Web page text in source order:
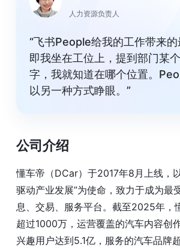
人力资源负责人
“飞书People给我的工作带来
即我坐在工位上，提到部门某
字，我就知道在哪个位置。
以另一种方式睁眼。”
公司介绍
懂车帝（DCar）于2017年8月上线，
驱动产业发展”为使命，致力于成为最
息、交易、服务平台。截至2025年，
超过1000万，运营覆盖的汽车内容创
兴趣用户达到5.1亿，服务的汽车品牌